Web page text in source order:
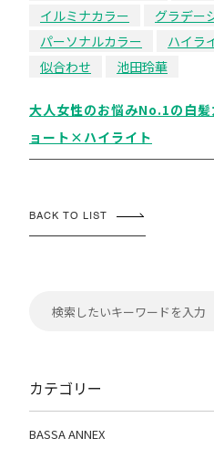
イルミナカラー
グラデー
パーソナルカラー
ハイラ
似合わせ
池田玲華
大人女性のお悩みNo.1の白
ョート×ハイライト
BACK TO LIST
カテゴリー
BASSA ANNEX